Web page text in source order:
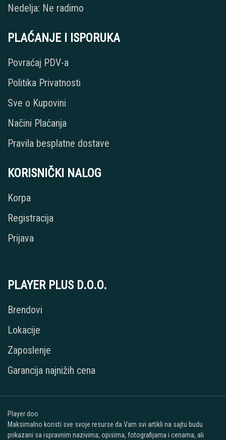
Nedelja: Ne radimo
PLAĆANJE I ISPORUKA
Povraćaj PDV-a
Politika Privatnosti
Sve o Kupovini
Načini Plaćanja
Pravila besplatne dostave
KORISNIČKI NALOG
Korpa
Registracija
Prijava
PLAYER PLUS D.O.O.
Brendovi
Lokacije
Zaposlenje
Garancija najnižih cena
Player doo
Maksimalno koristi sve svoje resurse da Vam svi artikli na sajtu budu
prikazani sa ispravnim nazivima, opisima, fotografijama i cenama, ali